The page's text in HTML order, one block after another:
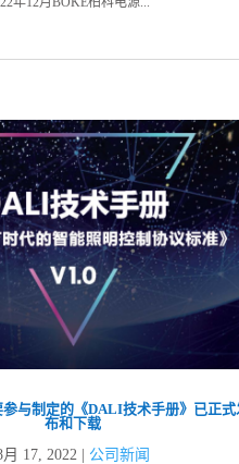
与制定的《DALI技术手册》已正式
布和下载
月 17, 2022
公司新闻